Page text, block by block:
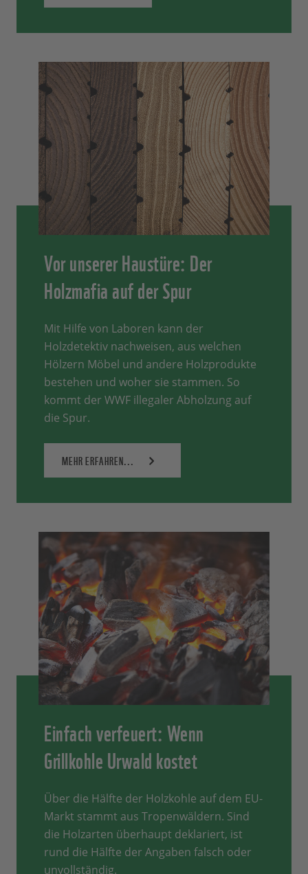
Vor unserer Haustüre: Der
Holzmafia auf der Spur
Mit Hilfe von Laboren kann der
Holzdetektiv nachweisen, aus welchen
Hölzern Möbel und andere Holzprodukte
bestehen und woher sie stammen. So
kommt der WWF illegaler Abholzung auf
die Spur.
MEHR ERFAHREN...
Einfach verfeuert: Wenn
Grillkohle Urwald kostet
Über die Hälfte der Holzkohle auf dem EU-
Markt stammt aus Tropenwäldern. Sind
die Holzarten überhaupt deklariert, ist
rund die Hälfte der Angaben falsch oder
unvollständig.